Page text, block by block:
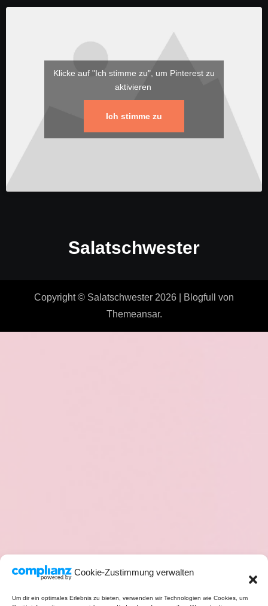
Cookie-Zustimmung verwalten
Um dir ein optimales Erlebnis zu bieten, verwenden wir Technologien wie Cookies, um
Klicke auf "Ich stimme zu", um Pinterest zu
aktivieren
Ich stimme zu
Salatschwester
Copyright © Salatschwester 2026 Blogfull
von
Themeansar.